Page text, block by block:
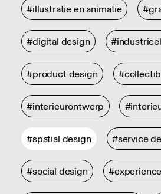
#illustratie en animatie
#digital design
#product design
#interieurontwerp
#spatial design #service
#social design